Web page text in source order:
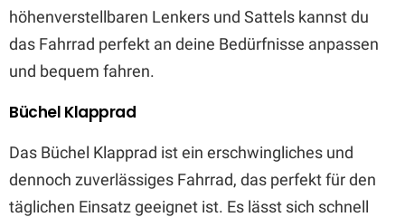
höhenverstellbaren Lenkers und Sattels kannst du
das Fahrrad perfekt an deine Bedürfnisse anpassen
und bequem fahren.
Büchel Klapprad
Das Büchel Klapprad ist ein erschwingliches und
dennoch zuverlässiges Fahrrad, das perfekt für den
täglichen Einsatz geeignet ist. Es lässt sich schnell